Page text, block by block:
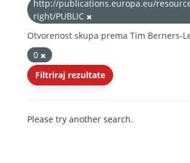
http://publications.europa.eu/
right/PUBLIC
Otvorenost skupa prema Tim Berners-
0
Filtriraj rezultate
Please try another search.